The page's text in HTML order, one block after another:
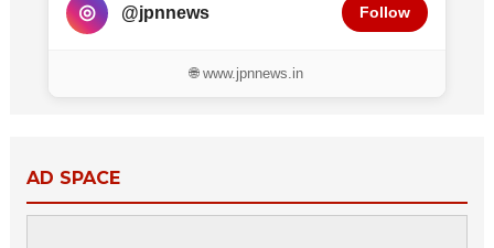
◎ @jpnnews Follow
🌐 www.jpnnews.in
AD SPACE